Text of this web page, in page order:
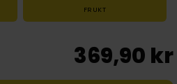
FRUKT
369,90 kr